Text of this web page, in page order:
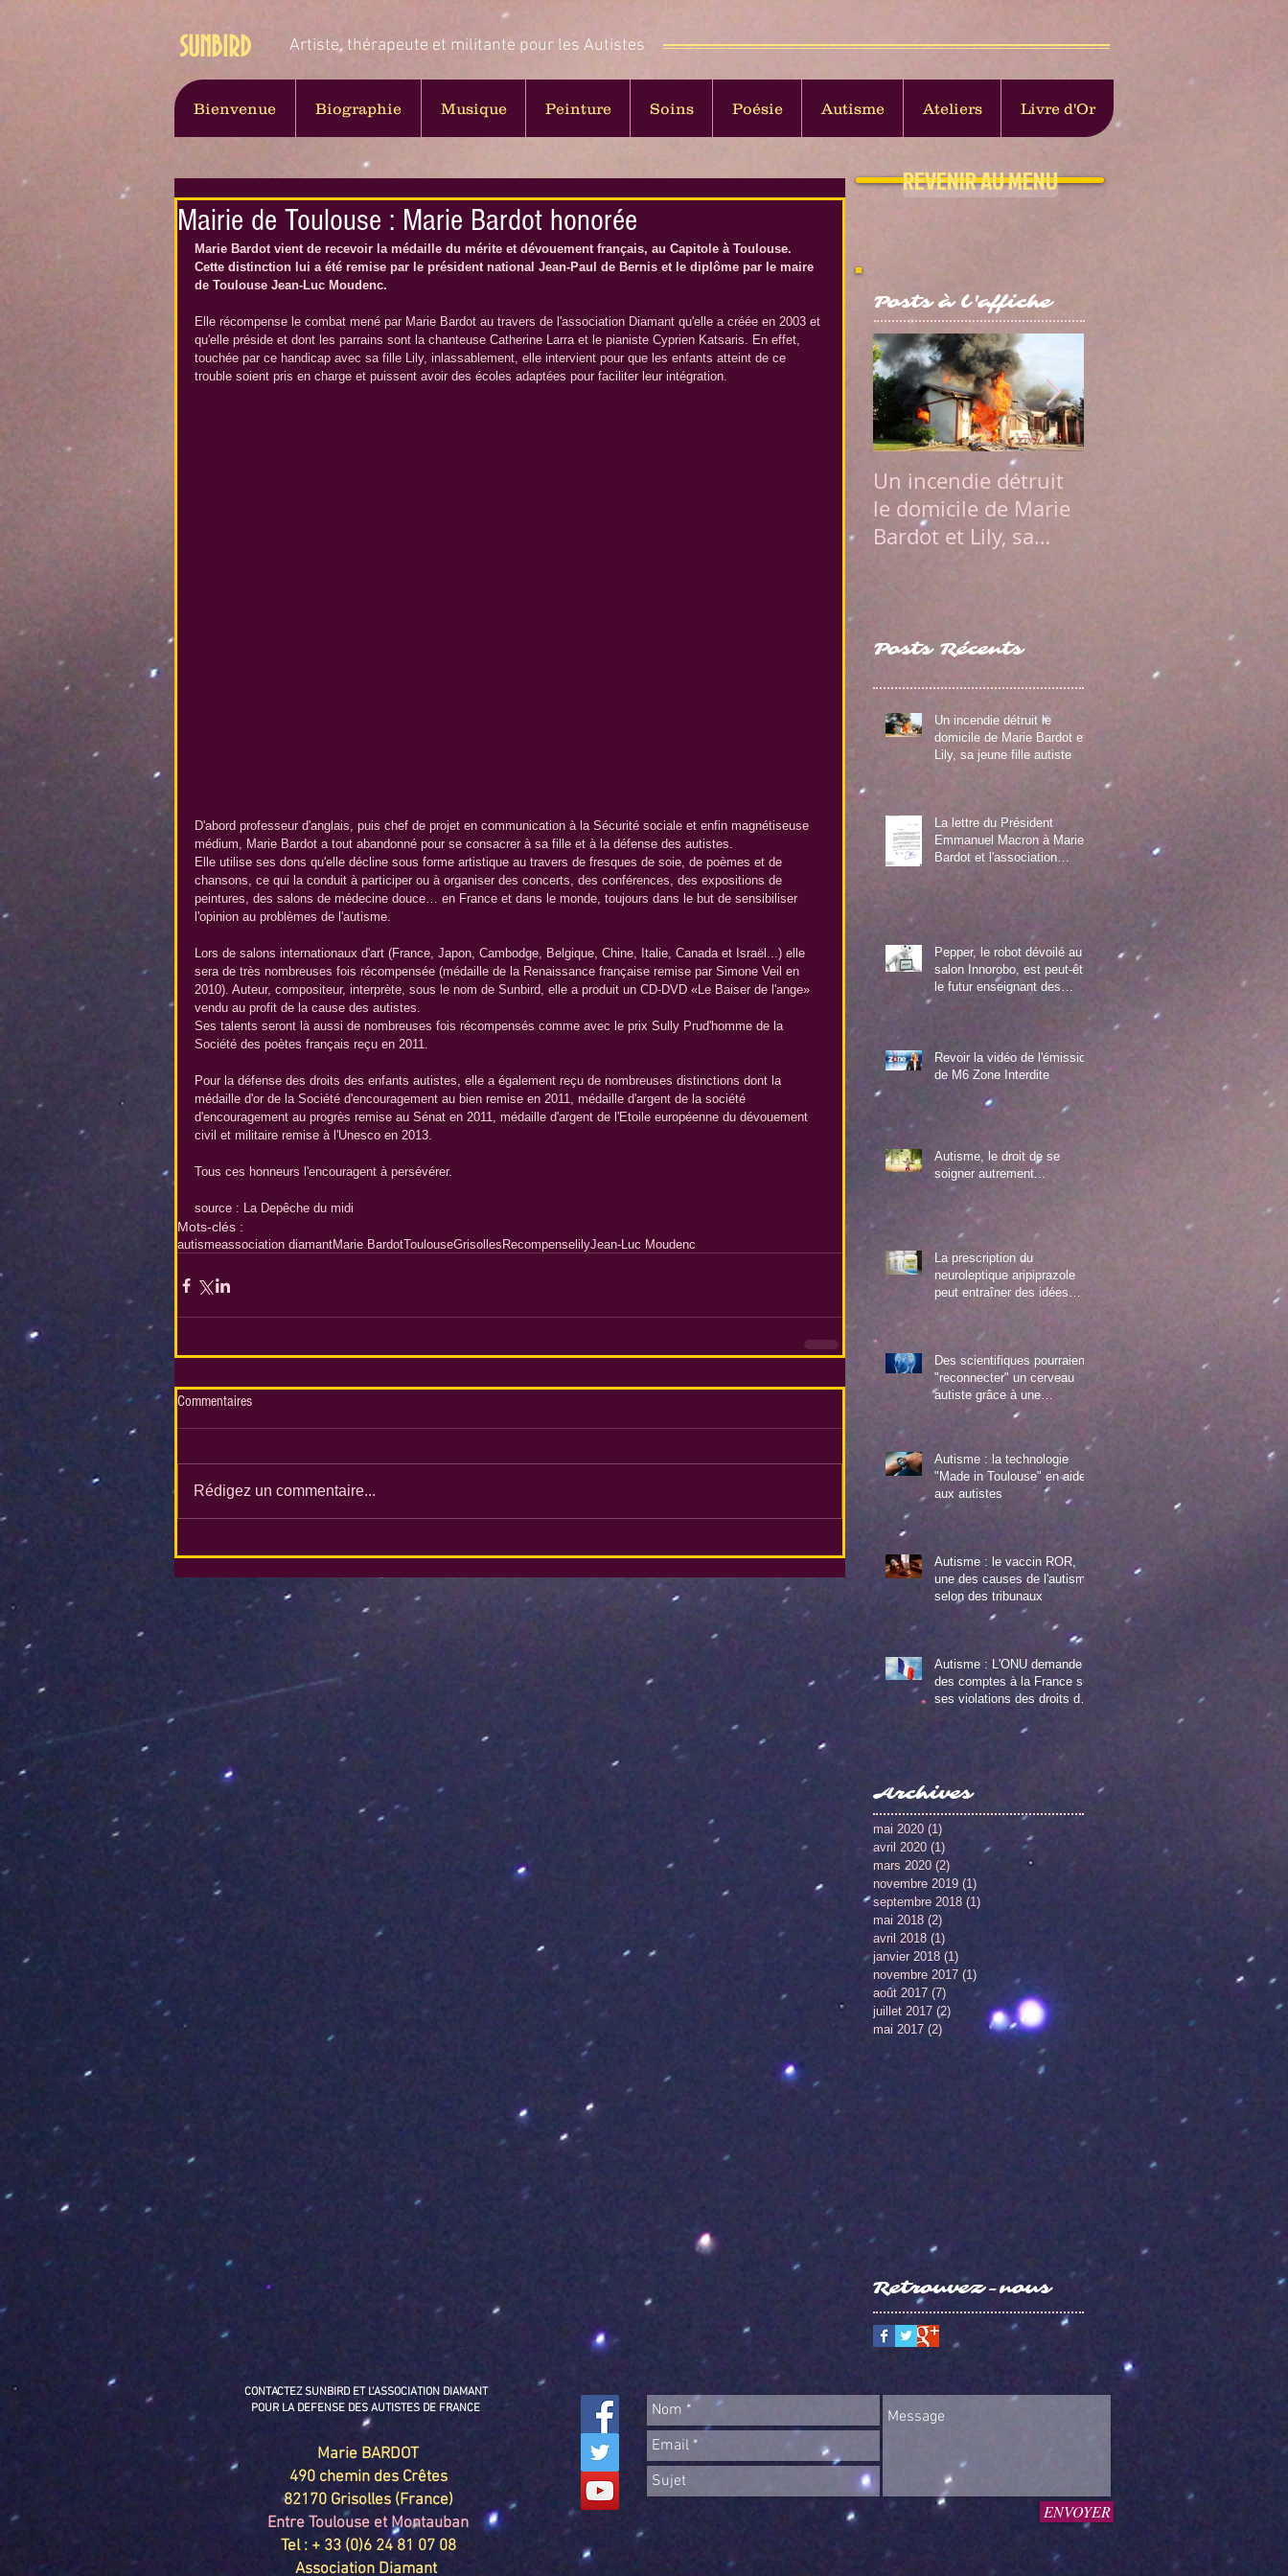
SUNBIRD Artiste, thérapeute et militante pour les Autistes
Bienvenue Biographie Musique Peinture Soins Poésie Autisme Ateliers Livre d'Or
Mairie de Toulouse : Marie Bardot honorée
Marie Bardot vient de recevoir la médaille du mérite et dévouement français, au Capitole à Toulouse.
Cette distinction lui a été remise par le président national Jean-Paul de Bernis et le diplôme par le maire
de Toulouse Jean-Luc Moudenc.
Elle récompense le combat mené par Marie Bardot au travers de l'association Diamant qu'elle a créée en 2003 et
qu'elle préside et dont les parrains sont la chanteuse Catherine Larra et le pianiste Cyprien Katsaris. En effet,
touchée par ce handicap avec sa fille Lily, inlassablement, elle intervient pour que les enfants atteint de ce
trouble soient pris en charge et puissent avoir des écoles adaptées pour faciliter leur intégration.
D'abord professeur d'anglais, puis chef de projet en communication à la Sécurité sociale et enfin magnétiseuse
médium, Marie Bardot a tout abandonné pour se consacrer à sa fille et à la défense des autistes.
Elle utilise ses dons qu'elle décline sous forme artistique au travers de fresques de soie, de poèmes et de
chansons, ce qui la conduit à participer ou à organiser des concerts, des conférences, des expositions de
peintures, des salons de médecine douce… en France et dans le monde, toujours dans le but de sensibiliser
l'opinion au problèmes de l'autisme.
Lors de salons internationaux d'art (France, Japon, Cambodge, Belgique, Chine, Italie, Canada et Israël...) elle
sera de très nombreuses fois récompensée (médaille de la Renaissance française remise par Simone Veil en
2010). Auteur, compositeur, interprète, sous le nom de Sunbird, elle a produit un CD-DVD «Le Baiser de l'ange»
vendu au profit de la cause des autistes.
Ses talents seront là aussi de nombreuses fois récompensés comme avec le prix Sully Prud'homme de la
Société des poètes français reçu en 2011.
Pour la défense des droits des enfants autistes, elle a également reçu de nombreuses distinctions dont la
médaille d'or de la Société d'encouragement au bien remise en 2011, médaille d'argent de la société
d'encouragement au progrès remise au Sénat en 2011, médaille d'argent de l'Etoile européenne du dévouement
civil et militaire remise à l'Unesco en 2013.
Tous ces honneurs l'encouragent à persévérer.
source : La Depêche du midi
Mots-clés :
autismeassociation diamantMarie BardotToulouseGrisolles Recompense lilyJean-Luc Moudenc
Commentaires
Rédigez un commentaire...
REVENIR AU MENU
Posts à l'affiche
Un incendie détruit le
domicile de Marie Bardot et
Lily, sa jeune fille autiste
La lettre du Président
Emmanuel Macron à Marie
Bardot et l'association
Pepper, le robot dévoilé au
salon Innorobo, est peut-être
le futur enseignant des
Revoir la vidéo de l'émission
de M6 Zone Interdite
Autisme, le droit de se
soigner autrement...
La prescription du
neuroleptique aripiprazole
peut entraîner des idées
Des scientifiques pourraient
"reconnecter" un cerveau
autiste grâce à une
manipulation gén
Autisme : la technologie
"Made in Toulouse" en aide
aux autistes
Autisme : le vaccin ROR,
une des causes de l'autisme
selon des tribunaux
Autisme : L'ONU demande
des comptes à la France sur
ses violations des droits des
Posts Récents
Un incendie détruit
le domicile de Marie
Bardot et Lily, sa
mai 2020 (1)
avril 2020 (1)
mars 2020 (2)
novembre 2019 (1)
septembre 2018 (1)
mai 2018 (2)
avril 2018 (1)
janvier 2018 (1)
novembre 2017 (1)
août 2017 (7) 7 posts
juillet 2017 (2) 2 posts
mai 2017 (2)
Archives
Retrouvez-nous
CONTACTEZ SUNBIRD ET L'ASSOCIATION DIAMANT
POUR LA DEFENSE DES AUTISTES DE FRANCE
Marie BARDOT
490 chemin des Crêtes
82170 Grisolles (France)
Entre Toulouse et Montauban
Tel : + 33 (0)6 24 81 07 08
Association Diamant
ENVOYER